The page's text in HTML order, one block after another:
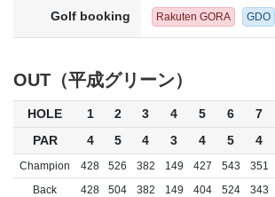
Golf booking Rakuten GORA GDO
OUT（平成グリーン）
HOLE 1 2 3 4 5 6 7
PAR
4 5 4 3 4 5 4
Champion 428 526 382 149 427 543 351
Back
428 504 382 149 404 524 343